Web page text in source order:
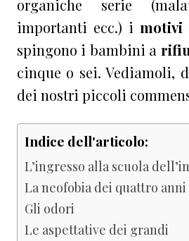
organiche serie
importanti ecc.) i motivi
spingono i bambini a
cinque o sei. Vediamoli,
dei nostri piccoli
Indice dell'articolo:
L’ingresso alla scuola
La neofobia dei quattro anni
Gli odori
Le aspettative dei grandi